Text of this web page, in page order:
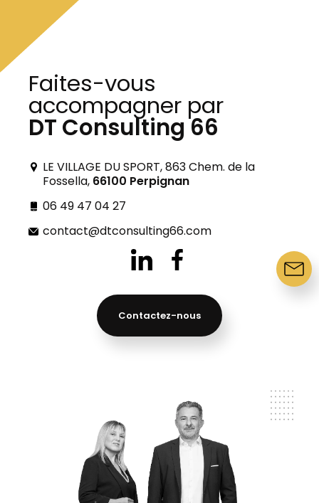
Assurance Emprunteur
Faites-vous
accompagner par
DT Consulting 66
LE VILLAGE DU SPORT, 863 Chem. de la
Fossella, 66100 Perpignan
06 49 47 04 27
contact@dtconsulting66.com
Contactez-nous